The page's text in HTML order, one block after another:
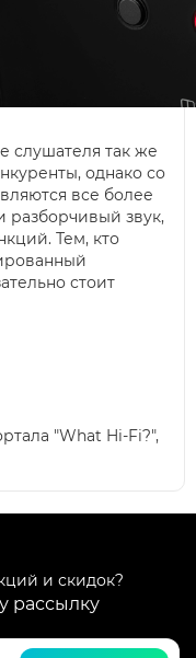
слушателя так же
однако со
все более
разборчивый звук,
Тем, кто
стоит
"What Hi-Fi?",
и скидок?
рассылку